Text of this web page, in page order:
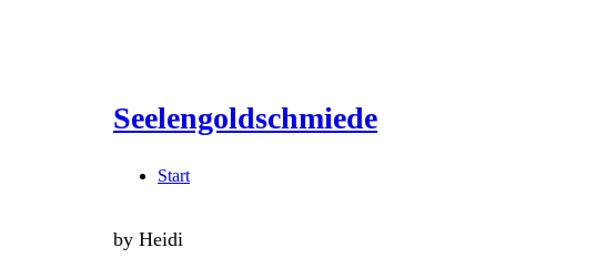
Seelengoldschmiede
Seelengoldschmiede
by Heidi
Start